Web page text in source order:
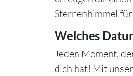
Sternenhimmel
Welches
Jeden Moment,
dich hat! Mit